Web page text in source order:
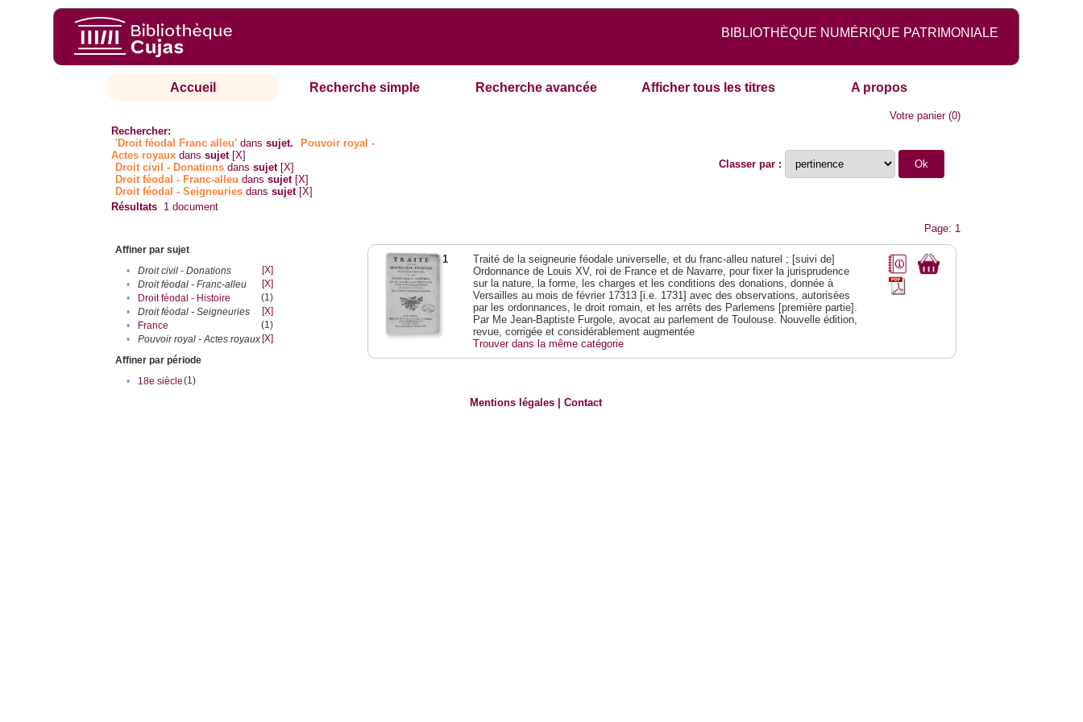
BIBLIOTHÈQUE NUMÉRIQUE PATRIMONIALE
Accueil Recherche simple Recherche avancée Afficher tous les titres A propos
Votre panier(0)
Rechercher:
'Droit féodal Franc alleu' danssujet.
Pouvoir royal -
Actes royaux danssujet [X]
Droit civil - Donations danssujet [X]
Droit féodal - Franc-alleu‎ danssujet [X]
Droit féodal - Seigneuries danssujet [X]
Classer par :
Résultats 1 document
Page: 1
Affiner par sujet
•
Droit civil - Donations
[X]
•
Droit féodal - Franc-alleu‎
[X]
•
Droit féodal - Histoire
(1)
•
Droit féodal - Seigneuries
[X]
•
France
(1)
•
Pouvoir royal - Actes royaux [X]
Affiner par période
•
18e siècle(1)
1
Traité de la seigneurie féodale universelle, et du franc-alleu naturel ; [suivi de]
Ordonnance de Louis XV, roi de France et de Navarre, pour fixer la jurisprudence
sur la nature, la forme, les charges et les conditions des donations, donnée à
Versailles au mois de février 17313 [i.e. 1731] avec des observations, autorisées
par les ordonnances, le droit romain, et les arrêts des Parlemens [première partie].
Par Me Jean-Baptiste Furgole, avocat au parlement de Toulouse. Nouvelle édition,
revue, corrigée et considérablement augmentée
Trouver dans la même catégorie
Mentions légales |Contact